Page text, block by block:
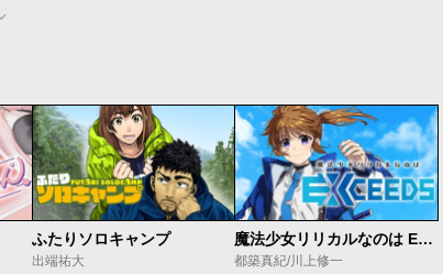
ふたりソロキャンプ
出端祐大
魔法少女リリカルなのは EXCEEDS
都築真紀/川上修一